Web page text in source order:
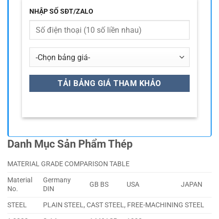
NHẬP SỐ SĐT/ZALO
Danh Mục Sản Phẩm Thép
MATERIAL GRADE COMPARISON TABLE
Material
No.
Germany
DIN
GB BS USA JAPAN
STEEL
PLAIN STEEL, CAST STEEL, FREE-MACHINING STEEL